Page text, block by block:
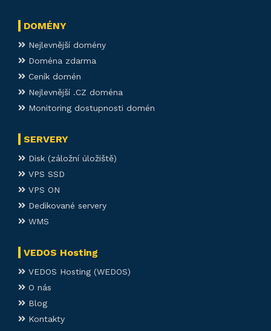
DOMÉNY
Nejlevnější domény
Doména zdarma
Ceník domén
Nejlevnější .CZ doména
Monitoring dostupnosti domén
SERVERY
Disk (záložní úložiště)
VPS SSD
VPS ON
Dedikované servery
WMS
VEDOS Hosting
VEDOS Hosting (WEDOS)
O nás
Blog
Kontakty